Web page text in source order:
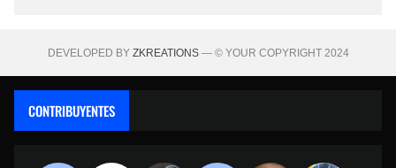
DEVELOPED BY ZKREATIONS— © YOUR COPYRIGHT 2024
CONTRIBUYENTES